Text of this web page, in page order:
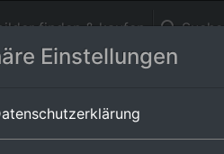
finden & kaufen Suche
Einstellungen